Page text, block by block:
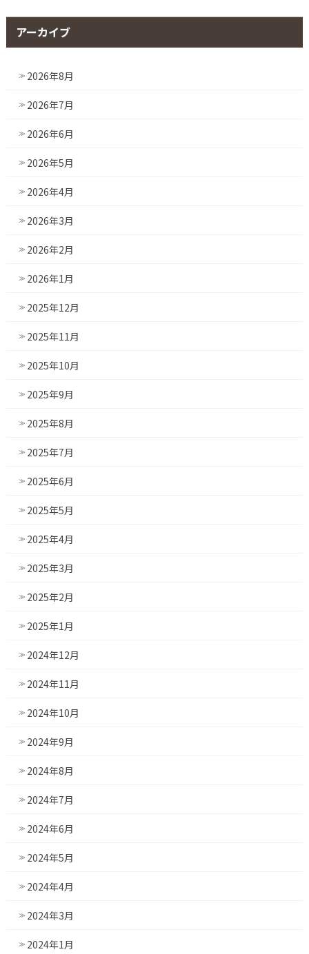
アーカイブ
2026年8月
2026年7月
2026年6月
2026年5月
2026年4月
2026年3月
2026年2月
2026年1月
2025年12月
2025年11月
2025年10月
2025年9月
2025年8月
2025年7月
2025年6月
2025年5月
2025年4月
2025年3月
2025年2月
2025年1月
2024年12月
2024年11月
2024年10月
2024年9月
2024年8月
2024年7月
2024年6月
2024年5月
2024年4月
2024年3月
2024年1月